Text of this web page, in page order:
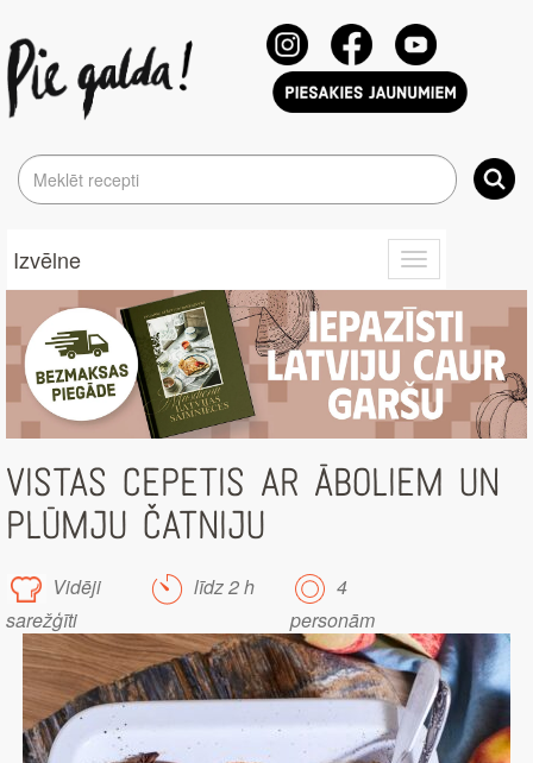
Toggle
navigation
Izvēlne
VISTAS CEPETIS AR ĀBOLIEM UN
PLŪMJU ČATNIJU
Vidēji
sarežģīti
līdz 2 h
4
personām